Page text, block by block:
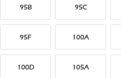
95B 95C
95F 100A
100D 105A